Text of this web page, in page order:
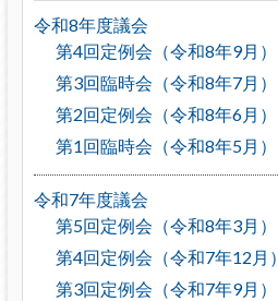
令和8年度議会
第4回定例会（令和8年9月）
第3回臨時会（令和8年7月）
第2回定例会（令和8年6月）
第1回臨時会（令和8年5月）
令和7年度議会
第5回定例会（令和8年3月）
第4回定例会（令和7年12月）
第3回定例会（令和7年9月）